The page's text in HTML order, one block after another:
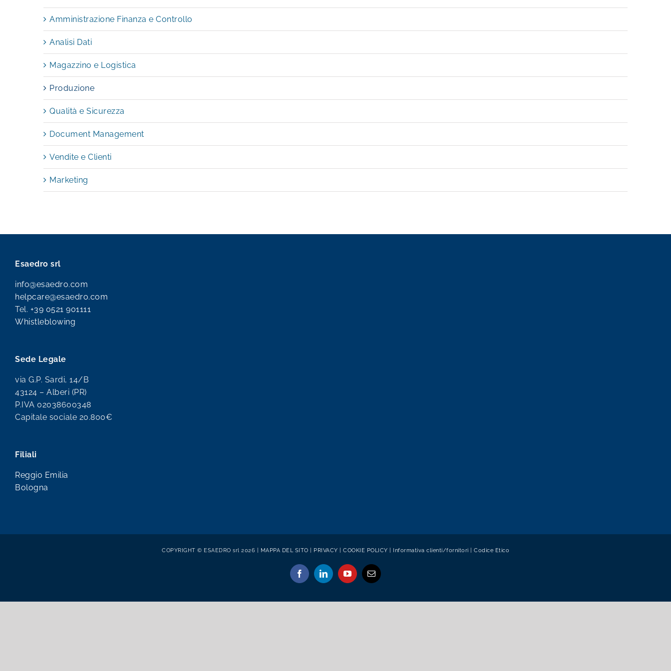
Amministrazione Finanza e Controllo
Analisi Dati
Magazzino e Logistica
Produzione
Qualità e Sicurezza
Document Management
Vendite e Clienti
Marketing
Esaedro srl
info@esaedro.com
helpcare@esaedro.com
Tel. +39 0521 901111
Whistleblowing
Sede Legale
via G.P. Sardi, 14/B
43124 – Alberi (PR)
P.IVA 02038600348
Capitale sociale 20.800€
Filiali
Reggio Emilia
Bologna
COPYRIGHT © ESAEDRO srl 2026 | MAPPA DEL SITO PRIVACY COOKIE POLICY Informativa clienti/fornitori Codice Etico
FacebookLinkedInYouTubeEmail